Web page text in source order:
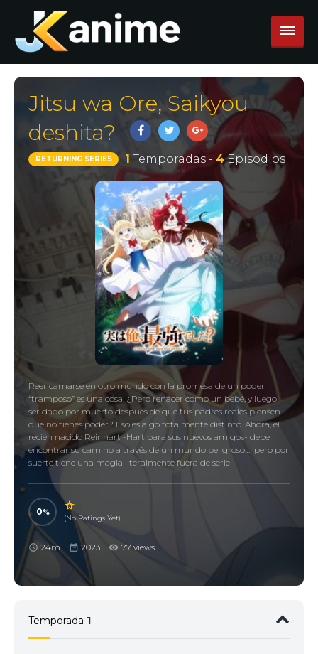
Jitsu wa Ore, Saikyou
deshita?
RETURNING SERIES 1 Temporadas - 4Episodios
Reencarnarse en otro mundo con la promesa de un poder
“tramposo” es una cosa. ¿Pero renacer como un bebé, y luego
ser dado por muerto después de que tus padres reales piensen
que no tienes poder? Eso es algo totalmente distinto. Ahora, el
recién nacido Reinhart -Hart para sus nuevos amigos- debe
encontrar su camino a través de un mundo peligroso… ¡pero por
suerte tiene una magia literalmente fuera de serie! –
0
(No Ratings Yet)
24m 2023 77 views
Temporada 1